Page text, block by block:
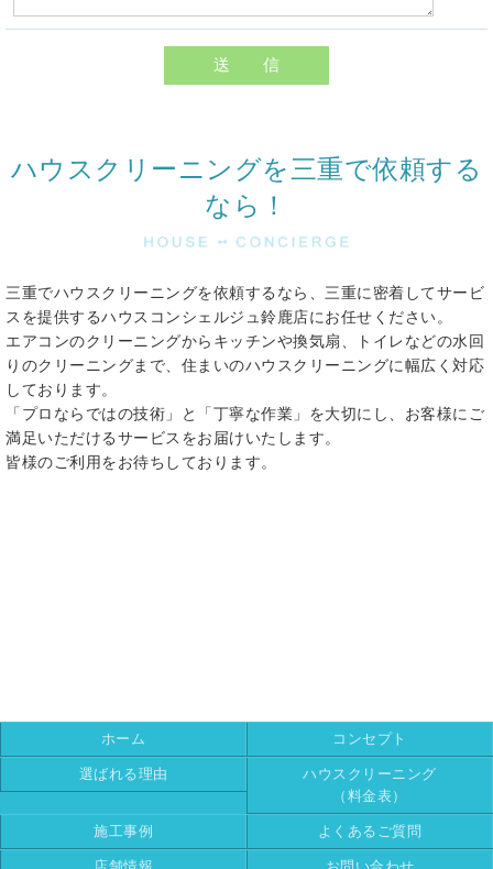
当店では、お客様の個人情報の開示･訂正･削除・利用停止の
手続を定めさせて頂いております。
ご本人である事を確認のうえ、対応させて頂きます。
ハウスクリーニングを三重で依頼する
なら！
三重でハウスクリーニングを依頼するなら、三重に密着してサービ
スを提供するハウスコンシェルジュ鈴鹿店にお任せください。
エアコンのクリーニングからキッチンや換気扇、トイレなどの水回
りのクリーニングまで、住まいのハウスクリーニングに幅広く対応
しております。
「プロならではの技術」と「丁寧な作業」を大切にし、お客様にご
満足いただけるサービスをお届けいたします。
皆様のご利用をお待ちしております。
ホーム コンセプト
選ばれる理由
ハウスクリーニング
（料金表）
施工事例 よくあるご質問